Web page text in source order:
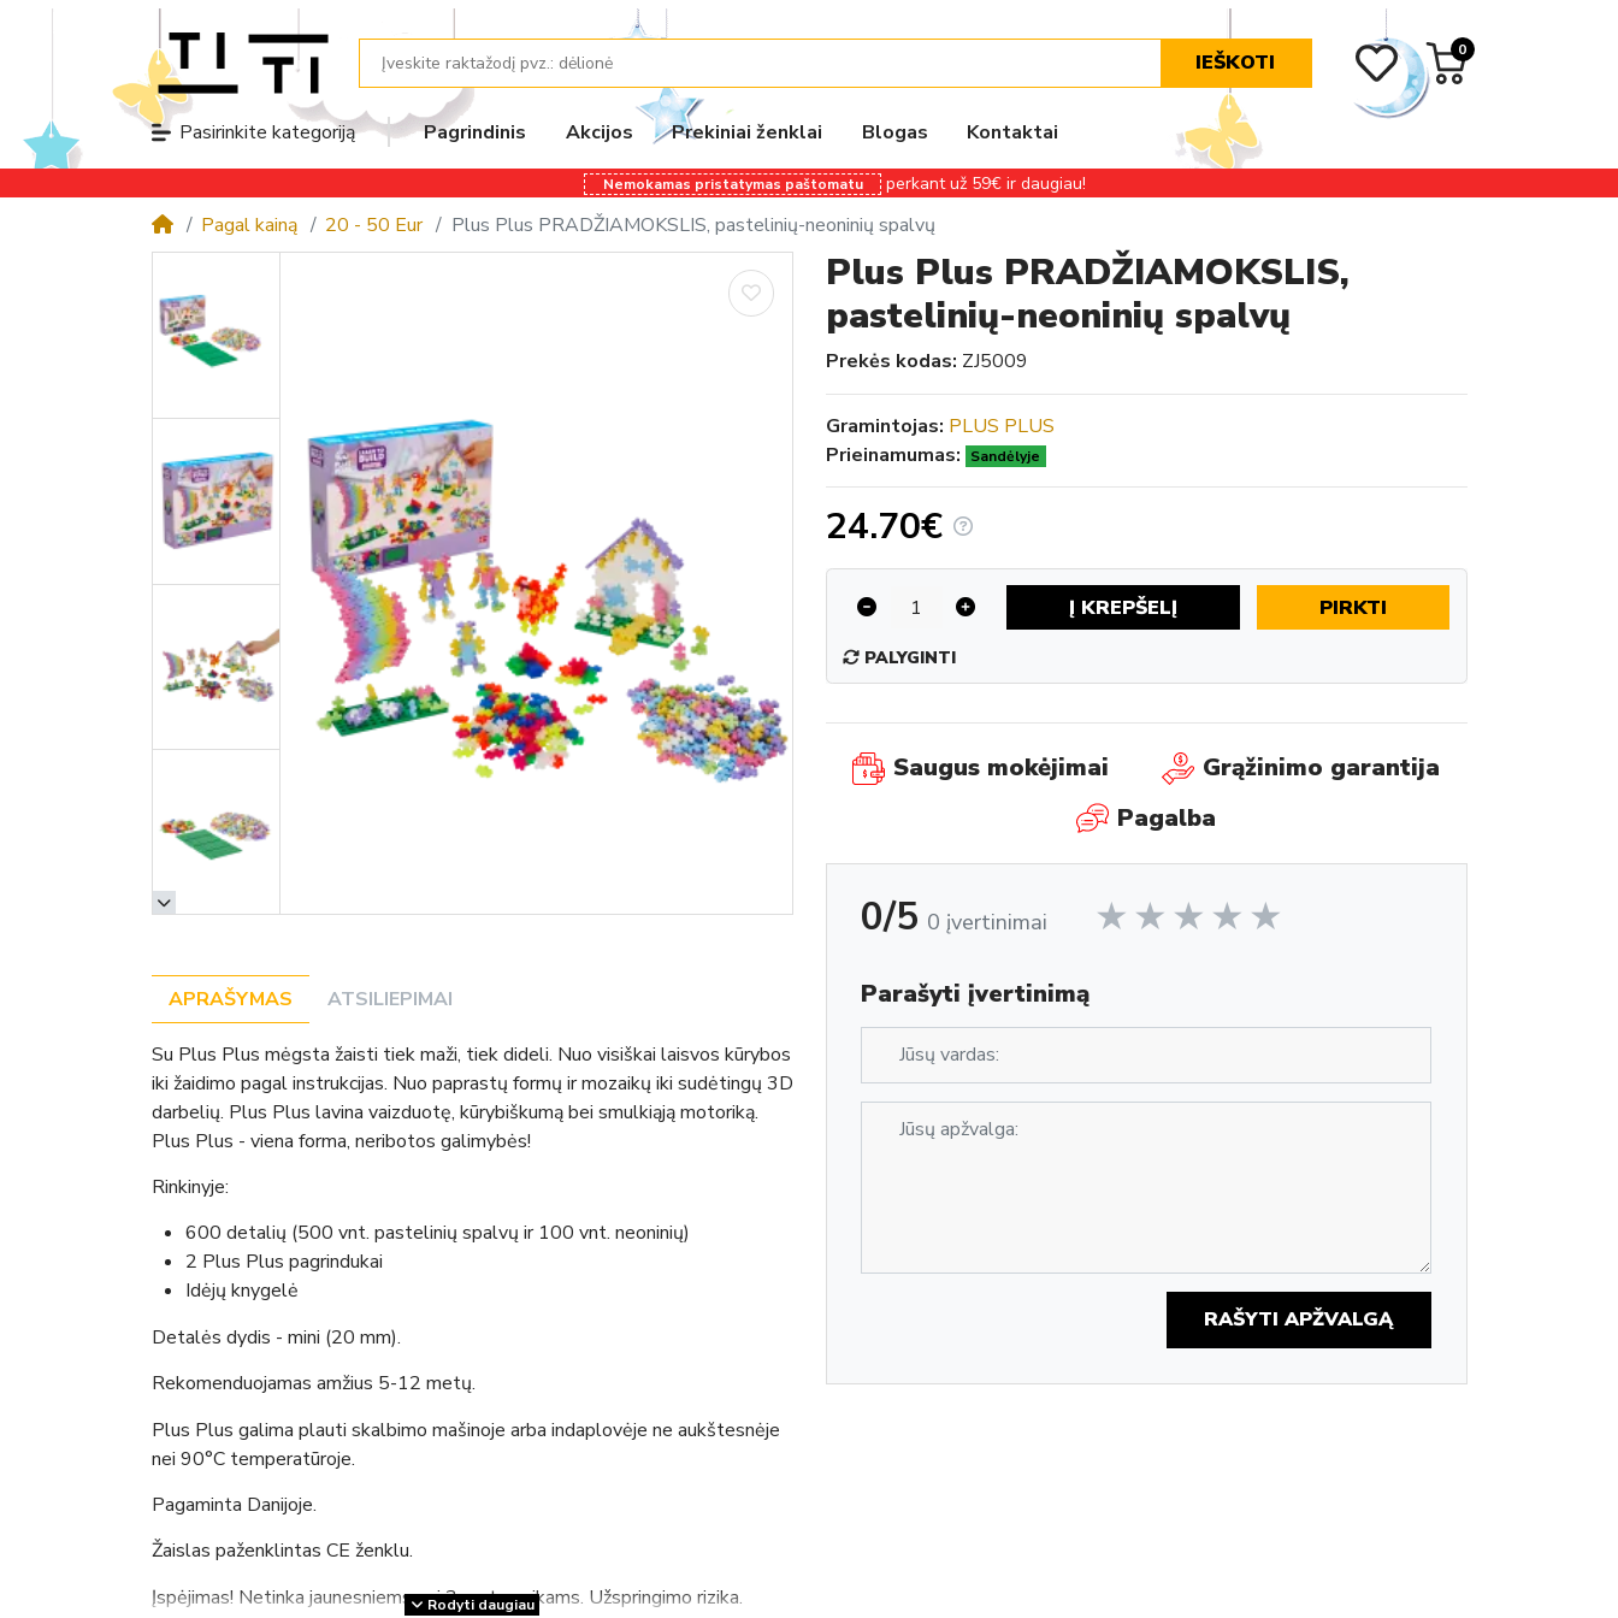
IEŠKOTI
0
Pasirinkite kategoriją Pagrindinis Akcijos Prekiniai ženklai Blogas Kontaktai
Nemokamas pristatymas paštomatu perkant už 59€ ir daugiau!
Pagal kainą 20 - 50 Eur Plus Plus PRADŽIAMOKSLIS, pastelinių-neoninių spalvų
APRAŠYMAS ATSILIEPIMAI
Su Plus Plus mėgsta žaisti tiek maži, tiek dideli. Nuo visiškai laisvos kūrybos
iki žaidimo pagal instrukcijas. Nuo paprastų formų ir mozaikų iki sudėtingų 3D
darbelių. Plus Plus lavina vaizduotę, kūrybiškumą bei smulkiąją motoriką.
Plus Plus - viena forma, neribotos galimybės!
Rinkinyje:
600 detalių (500 vnt. pastelinių spalvų ir 100 vnt. neoninių)
2 Plus Plus pagrindukai
Idėjų knygelė
Detalės dydis - mini (20 mm).
Rekomenduojamas amžius 5-12 metų.
Plus Plus galima plauti skalbimo mašinoje arba indaplovėje ne aukštesnėje
nei 90°C temperatūroje.
Pagaminta Danijoje.
Žaislas paženklintas CE ženklu.
Įspėjimas! Netinka jaunesniems nei 3 metų vaikams. Užspringimo rizika.
Rodyti daugiau
Plus Plus PRADŽIAMOKSLIS,
pastelinių-neoninių spalvų
Prekės kodas: ZJ5009
Gramintojas: PLUS PLUS
Prieinamumas:
Sandėlyje
24.70€
Į KREPŠELĮ PIRKTI
PALYGINTI
Saugus mokėjimai
Grąžinimo garantija
Pagalba
0/5 0 įvertinimai
Parašyti įvertinimą
RAŠYTI APŽVALGĄ